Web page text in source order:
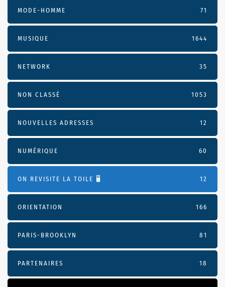
MODE-HOMME 71
MUSIQUE 1644
NETWORK 35
NON CLASSÉ 1053
NOUVELLES ADRESSES 12
NUMÉRIQUE 60
ON REVISITE LA TOILE 🖥️ 12
ORIENTATION 166
PARIS-BROOKLYN 81
PARTENAIRES 18